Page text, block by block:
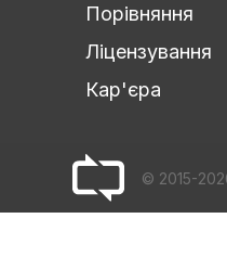
Порівняння
Ліцензування
Кар'єра
© 2015-